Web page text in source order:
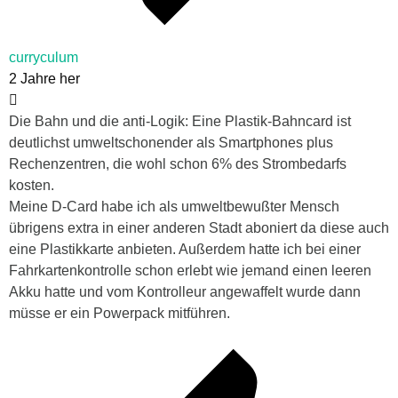
curryculum
2 Jahre her
Die Bahn und die anti-Logik: Eine Plastik-Bahncard ist
deutlichst umweltschonender als Smartphones plus
Rechenzentren, die wohl schon 6% des Strombedarfs
kosten.
Meine D-Card habe ich als umweltbewußter Mensch
übrigens extra in einer anderen Stadt aboniert da diese auch
eine Plastikkarte anbieten. Außerdem hatte ich bei einer
Fahrkartenkontrolle schon erlebt wie jemand einen leeren
Akku hatte und vom Kontrolleur angewaffelt wurde dann
müsse er ein Powerpack mitführen.